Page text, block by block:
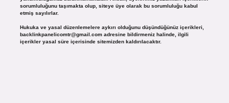
sorumluluğunu taşımakta olup, siteye üye olarak bu sorumluluğu kabul
etmiş sayılırlar.
Hukuka ve yasal düzenlemelere aykırı olduğunu düşündüğünüz içerikleri,
backlinkpanelicomtr@gmail.comadresine bildirmeniz halinde, ilgili
içerikler yasal süre içerisinde sitemizden kaldırılacaktır.